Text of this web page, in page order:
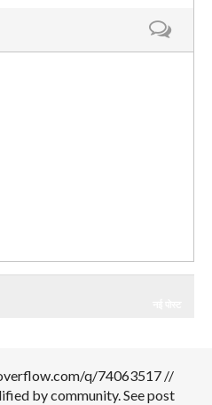
q/74063517 //
by community. See post